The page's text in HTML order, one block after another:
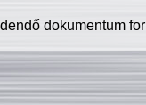
dokumentum